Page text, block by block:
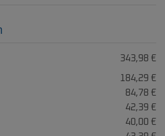
343,98 €
184,29 €
84,78 €
42,39 €
40,00 €